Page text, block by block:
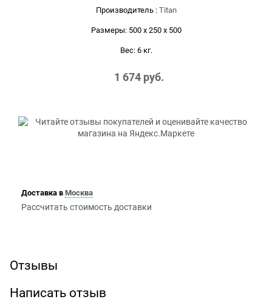
Производитель : Titan
Размеры: 500 x 250 x 500
Вес: 6кг.
1 674 руб.
Доставка в Москва
Рассчитать стоимость доставки
Отзывы
Написать отзыв